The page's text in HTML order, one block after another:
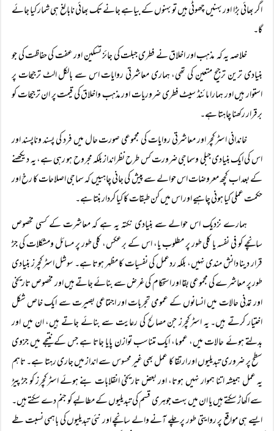
اگر بھائی بڑا اور بہنیں چھوٹی ہیں تو بہنوں کے بیاہے جانے تک بھائی نابالغ ہی شمار کیا جائے
گا۔
خلاصہ یہ کہ مذہب اور اخلاق نے فطری جبلت کی جائز تسکین اور عفت کی حفاظت کی جو
بنیادی ترین ترجیح متعین کی تھی، ہماری معاشرتی روایات اس سے بالکل الٹ ترجیحات پر
استوار ہیں اور ہمارا مائنڈ سیٹ فطری ضروریات اور مذہب واخلاق کی قیمت پر ان ترجیحات کو
برقرار رکھنا چاہتا ہے۔
خاندانی اسٹرکچر اور معاشرتی روایات کی مجموعی صورت حال میں فرد کی پسند وناپسند اور
اس کی ایک بنیادی جبلی وسماجی ضرورت کس طرح نظرانداز بلکہ مجروح ہو رہی ہے، یہ دیکھنے
کے بعد اب کچھ معروضات اس حوالے سے پیش کی جانی چاہییں کہ سماجی اصلاحات کا رخ اور
حکمت عملی کیا ہونی چاہیے اور اس میں کن طبقات کا کیا کردار بنتا ہے۔
ہمارے نزدیک اس حوالے سے بنیادی نکتہ یہ ہے کہ معاشرت کے کسی مخصوص
سانچے کو فی نفسہ یا کلی طور پر مطلوب یا، اس کے برعکس، کلی طور پر مسائل ومشکلات کی جڑ
قرار دینا دانش مندی نہیں، بلکہ ردعمل کی نفسیات کا مظہر ہوتا ہے۔ سوشل اسٹرکچرز بنیادی
طور پر معاشرے کی مجموعی بقا اور استحکام کی غرض سے بنائے جاتے ہیں اور مخصوص تاریخی
اور تمدنی حالات میں انسانوں کے عمومی تجربات اور اجتماعی بصیرت سے ایک خاص شکل
اختیار کرتے ہیں۔ یہ اسٹرکچرز جن مصالح کی رعایت سے بنائے جاتے ہیں، ان میں اور
بدلتے ہوئے حالات میں، عموما، ایک متناسب توازن پایا جاتا ہے جس کے نتیجے میں جزوی
سطح پر ضروری تبدیلیوں اور ارتقا کا عمل بھی غیر محسوس سے انداز میں جاری رہتا ہے۔ تاہم
یہ عمل ہمیشہ اتنا ہموار نہیں ہوتا، اور بعض تاریخی انقلابات بنے ہوئے اسٹرکچرز کو جڑ پیڑ
سے اکھاڑ سکتے ہیں یا ان میں بہت جوہری قسم کی تبدیلیوں کے مطالبے کو جنم دے سکتے ہیں۔
ایسے ہی مواقع پر روایتی طور پر چلے آنے والے سانچے اور نئی تبدیلیوں کی باہمی نسبت طے